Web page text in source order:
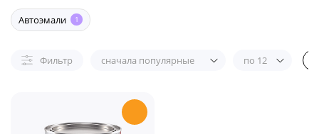
Автоэмали 1
Фильтр сначала популярные по 12